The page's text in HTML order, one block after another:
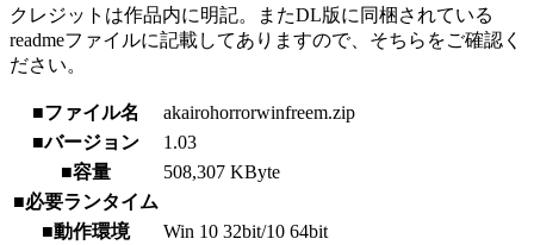
クレジットは作品内に明記。またDL版に同梱されている
readmeファイルに記載してありますので、そちらをご確認く
ださい。
■ファイル名
akairohorrorwinfreem.zip
■バージョン
1.03
■容量
508,307 KByte
■必要ランタイム
■動作環境
Win 10 32bit/10 64bit